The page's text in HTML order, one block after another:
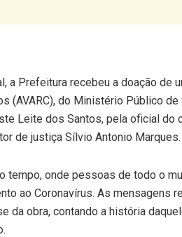
a Prefeitura recebeu a doação de
(AVARC), do Ministério Público
Leite dos Santos, pela oficial do
de justiça Sílvio Antonio Marques.
tempo, onde pessoas de todo o
ao Coronavírus. As mensagens
da obra, contando a história